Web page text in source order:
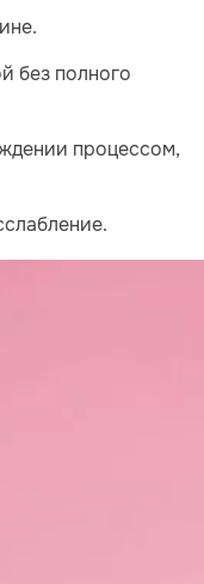
без полного
процессом,